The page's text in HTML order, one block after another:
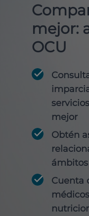
mejor:
OCU
mejor
Obtén
Cuenta